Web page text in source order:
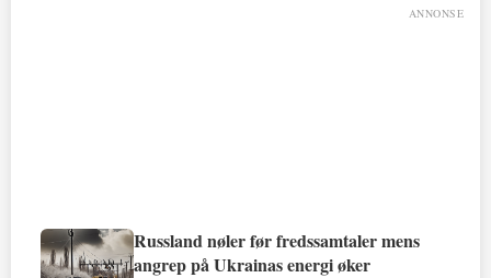
ANNONSE
Russland nøler før fredssamtaler mens
angrep på Ukrainas energi øker